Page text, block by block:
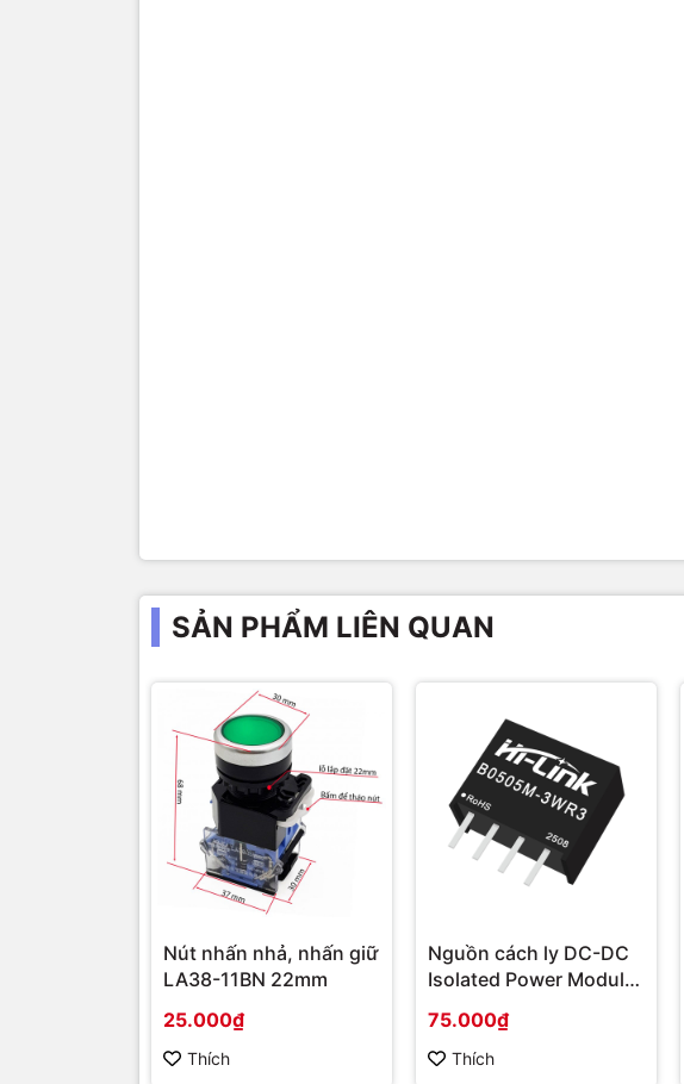
SẢN PHẨM LIÊN QUAN
Nút nhấn nhả, nhấn giữ
LA38-11BN 22mm
25.000₫
Thích
Nguồn cách ly DC-DC
Isolated Power Module
75.000₫
Thích